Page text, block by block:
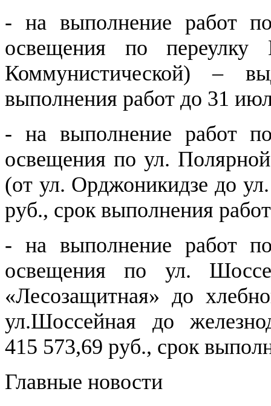
- на выполнение работ
освещения по
Коммунистической) –
выполнения работ до 31
- на выполнение работ
освещения по ул.
(от ул. Орджоникидзе до
руб., срок выполнения
- на выполнение работ
освещения по ул.
«Лесозащитная» до
ул.Шоссейная до
415 573,69 руб., срок
Главные новости